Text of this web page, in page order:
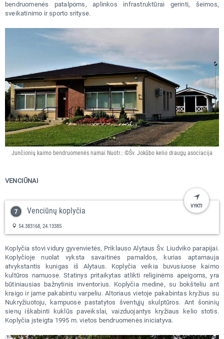
bendruomenės patalpoms, aplinkos infrastruktūrai gerinti, šeimos,
sveikatinimo ir sporto srityse.
Junčionių kaimo bendruomenės namai Nuotr.: ©Šv. Jokūbo kelio draugų asociacija
VENCIŪNAI
Venciūnų koplyčia
54.383168, 24.13385
VYKTI
Koplyčia stovi vidury gyvenvietės, Priklauso Alytaus Šv. Liudviko parapijai.
Koplyčioje nuolat vyksta savaitinės pamaldos, kurias aptarnauja
atvykstantis kunigas iš Alytaus. Koplyčia veikia buvusiuose kaimo
kultūros namuose. Statinys pritaikytas atlikti religinėms apeigoms, yra
būtiniausias bažnytinis inventorius. Koplyčia medinė, su bokšteliu ant
kraigo ir jame pakabintu varpeliu. Altoriaus vietoje pakabintas kryžius su
Nukryžiuotoju, kampuose pastatytos šventųjų skulptūros. Ant šoninių
sienų iškabinti kuklūs paveikslai, vaizduojantys kryžiaus kelio stotis.
Koplyčia įsteigta 1995 m. vietos bendruomenės iniciatyva.